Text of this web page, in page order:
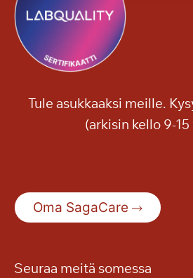
Tule asukkaaksi meille.
(arkisin kello 9-
Oma SagaCare
Seuraa meitä somessa